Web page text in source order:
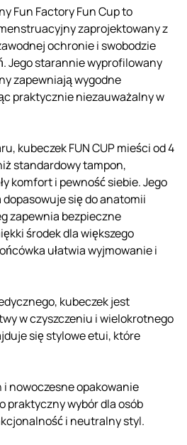
Fun Factory Fun Cup to
zaprojektowany z
ochronie i swobodzie
Jego starannie wyprofilowany
zapewniają wygodne
praktycznie niezauważalny w
kubeczek FUN CUP mieści od 4
standardowy tampon,
komfort i pewność siebie. Jego
się do anatomii
zapewnia bezpieczne
środek dla większego
ułatwia wyjmowanie i
kubeczek jest
w czyszczeniu i wielokrotnego
się stylowe etui, które
nowoczesne opakowanie
praktyczny wybór dla osób
i neutralny styl.